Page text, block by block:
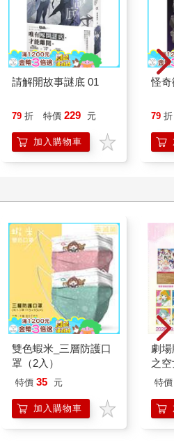
請解開故事謎底 01
79 折 特價 229 元
加入購物車
怪
79 折
雙色蝦米_三層防護口
罩（2入）
特價 35 元
加入購物車
劇
之
樂
組
特價